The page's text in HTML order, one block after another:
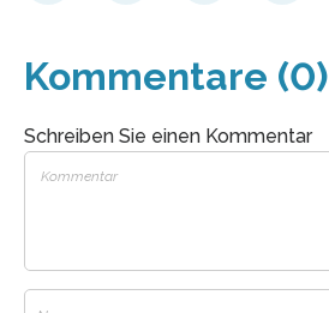
Kommentare (0)
Schreiben Sie einen Kommentar